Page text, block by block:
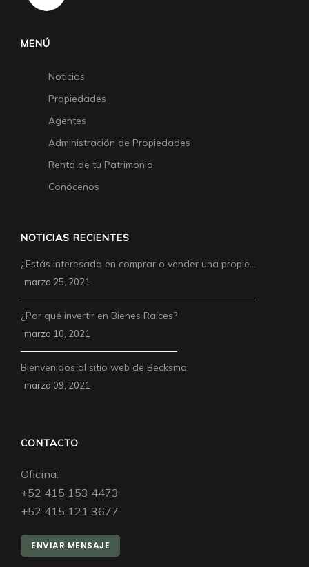
MENÚ
Noticias
Propiedades
Agentes
Administración de Propiedades
Renta de tu Patrimonio
Conócenos
NOTICIAS RECIENTES
¿Estás interesado en comprar o vender una propie…
marzo 25, 2021
¿Por qué invertir en Bienes Raíces?
marzo 10, 2021
Bienvenidos al sitio web de Becksma
marzo 09, 2021
CONTACTO
Oficina:
+52 415 153 4473
+52 415 121 3677
ENVIAR MENSAJE